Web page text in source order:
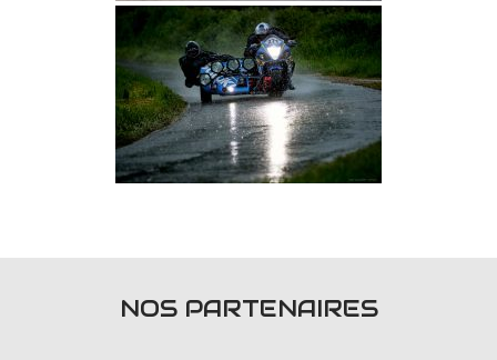
NOS PARTENAIRES